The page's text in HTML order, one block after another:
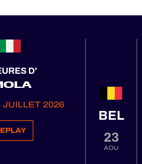
D'
JUILLET 2026
BEL
23
AOU